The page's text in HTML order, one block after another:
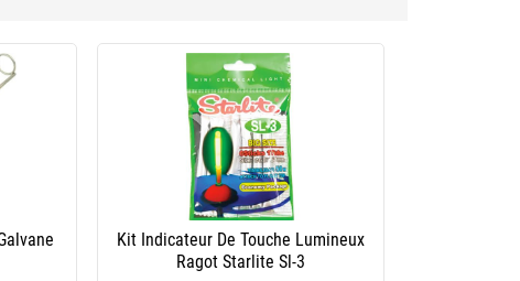
Kit Indicateur De Touche Lumineux
Ragot Starlite Sl-3